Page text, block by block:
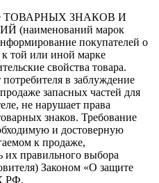
ТОВАРНЫХ ЗНАКОВ И
марок
покупателей о
той или иной марке
свойства товара.
в заблуждение
запасных частей для
не нарушает права
знаков. Требование
и достоверную
к продаже,
правильного выбора
Законом «О защите
РФ.